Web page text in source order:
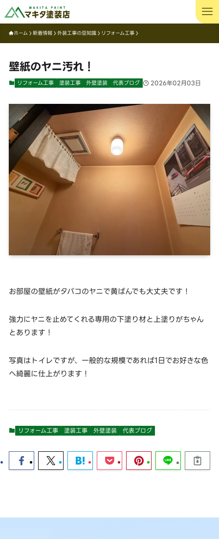
ホーム 新着情報 外装工事の豆知識 リフォーム工事
壁紙のヤニ汚れ！
リフォーム工事 塗装工事 外壁塗装 代表ブログ 2026年02月03日
お部屋の壁紙がタバコのヤニで黄ばんでも大丈夫です！
強力にヤニを止めてくれる専用の下塗り材と上塗りがちゃん
とあります！
写真はトイレですが、一般的な規模であれば1日でお好きな色
へ綺麗に仕上がります！
リフォーム工事 塗装工事 外壁塗装 代表ブログ